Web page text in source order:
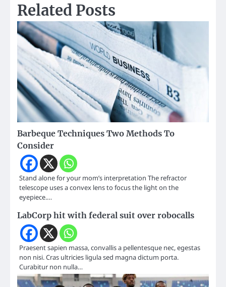
Related Posts
Barbeque Techniques Two Methods To
Consider
Stand alone for your mom’s interpretation The refractor
telescope uses a convex lens to focus the light on the
eyepiece.…
LabCorp hit with federal suit over robocalls
Praesent sapien massa, convallis a pellentesque nec, egestas
non nisi. Cras ultricies ligula sed magna dictum porta.
Curabitur non nulla…